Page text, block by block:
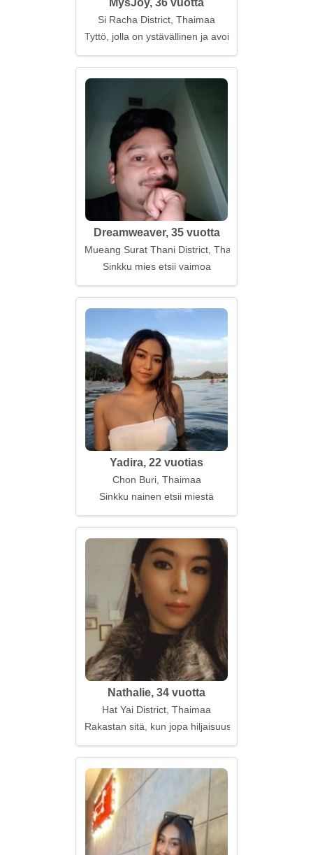
MysJoy, 36 vuotta
Si Racha District, Thaimaa
Tyttö, jolla on ystävällinen ja avoin sydän
Dreamweaver, 35 vuotta
Mueang Surat Thani District, Thaimaa
Sinkku mies etsii vaimoa
Yadira, 22 vuotias
Chon Buri, Thaimaa
Sinkku nainen etsii miestä
Nathalie, 34 vuotta
Hat Yai District, Thaimaa
Rakastan sitä, kun jopa hiljaisuus soi yhdessä